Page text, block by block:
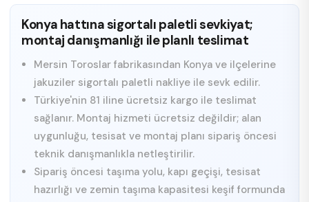
Konya hattına sigortalı paletli sevkiyat;
montaj danışmanlığı ile planlı teslimat
Mersin Toroslar fabrikasından Konya ve ilçelerine
jakuziler sigortalı paletli nakliye ile sevk edilir.
Türkiye'nin 81 iline ücretsiz kargo ile teslimat
sağlanır. Montaj hizmeti ücretsiz değildir; alan
uygunluğu, tesisat ve montaj planı sipariş öncesi
teknik danışmanlıkla netleştirilir.
Sipariş öncesi taşıma yolu, kapı geçişi, tesisat
hazırlığı ve zemin taşıma kapasitesi keşif formunda